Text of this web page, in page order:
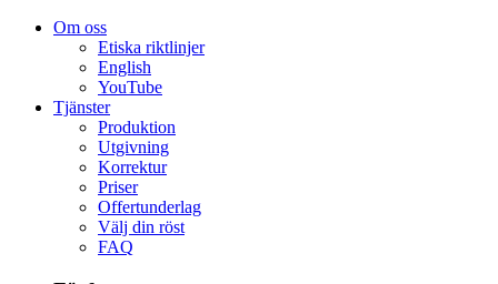
Om oss
Etiska riktlinjer
English
YouTube
Tjänster
Produktion
Utgivning
Korrektur
Priser
Offertunderlag
Välj din röst
FAQ